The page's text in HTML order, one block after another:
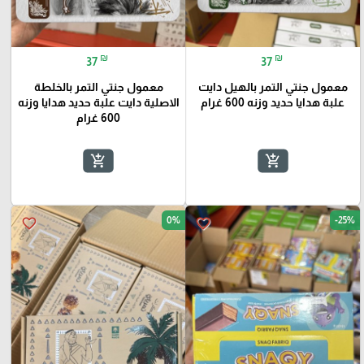
37 ₪
معمول جنتي التمر بالهيل دايت
علبة هدايا حديد وزنه 600 غرام
add_shopping_cart
37 ₪
معمول جنتي التمر بالخلطة
الاصلية دايت علبة حديد هدايا وزنه
600 غرام
add_shopping_cart
favorite_border -25%
favorite_border 0%